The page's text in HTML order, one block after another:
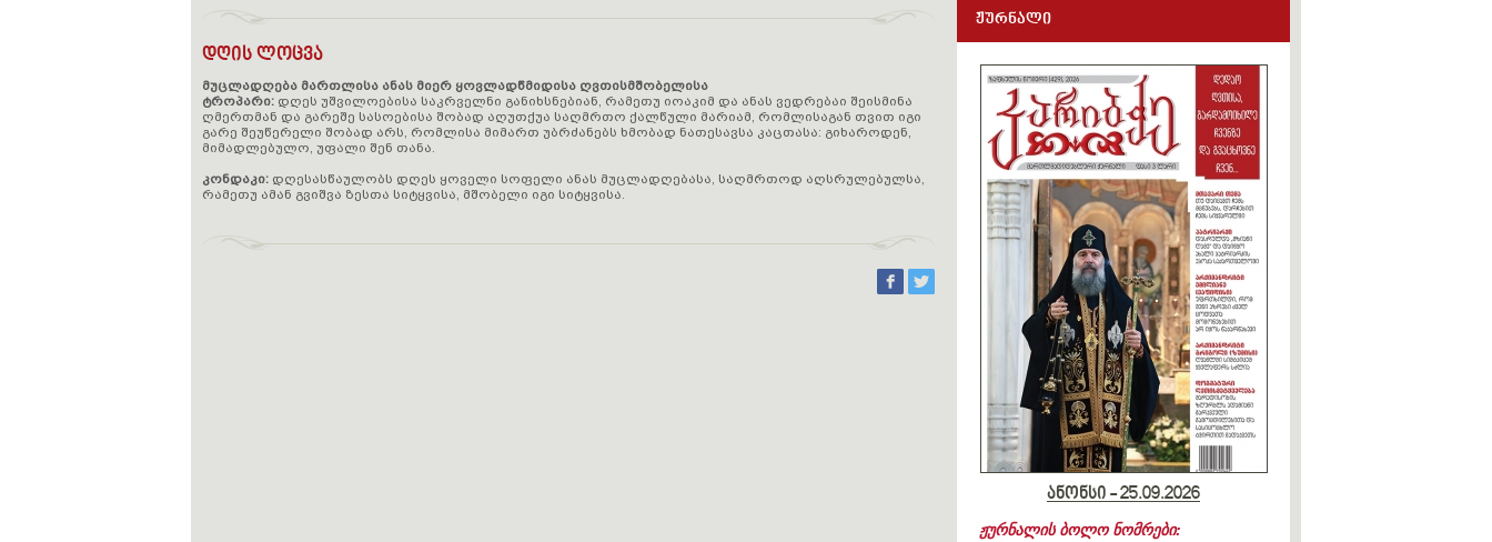
დღის ლოცვა
მუცლადღება მართლისა ანას მიერ ყოვლადწმიდისა ღვთისმშობელისა
ტროპარი: დღეს უშვილოებისა საკრველნი განიხსნებიან, რამეთუ იოაკიმ და ანას ვედრებაი შეისმინა
ღმერთმან და გარეშე სასოებისა შობად აღუთქუა საღმრთო ქალწული მარიამ, რომლისაგან თვით იგი
გარე შეუწერელი შობად არს, რომლისა მიმართ უბრძანებს ხმობად ნათესავსა კაცთასა: გიხაროდენ,
მიმადლებულო, უფალი შენ თანა.
კონდაკი: დღესასწაულობს დღეს ყოველი სოფელი ანას მუცლადღებასა, საღმრთოდ აღსრულებულსა,
რამეთუ ამან გვიშვა ზესთა სიტყვისა, მშობელი იგი სიტყვისა.
ჟურნალი
ანონსი - 25.09.2026
ჟურნალის ბოლო ნომრები: